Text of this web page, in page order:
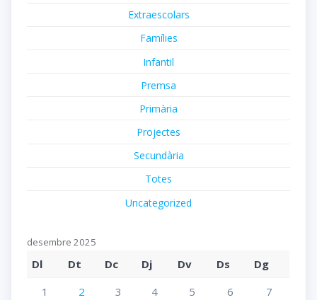
Extraescolars
Famílies
Infantil
Premsa
Primària
Projectes
Secundària
Totes
Uncategorized
desembre 2025
Dl Dt Dc Dj Dv Ds
Dg
1
2 3 4 5 6
7